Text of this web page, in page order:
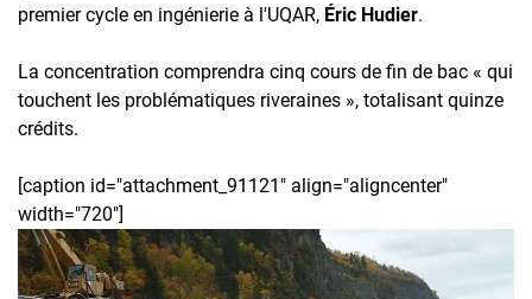
premier cycle en ingénierie à l'UQAR, Éric Hudier.
La concentration comprendra cinq cours de fin de bac « qui
touchent les problématiques riveraines », totalisant quinze
crédits.
[caption id="attachment_91121" align="aligncenter"
width="720"]